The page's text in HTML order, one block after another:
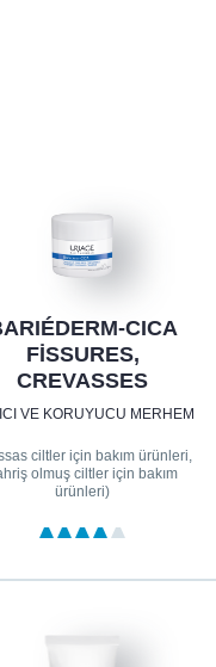
CICA
FISSURES,
CREVASSES
VE KORUYUCU MERHEM
ciltler için bakım ürünleri,
olmuş ciltler için bakım
ürünleri)